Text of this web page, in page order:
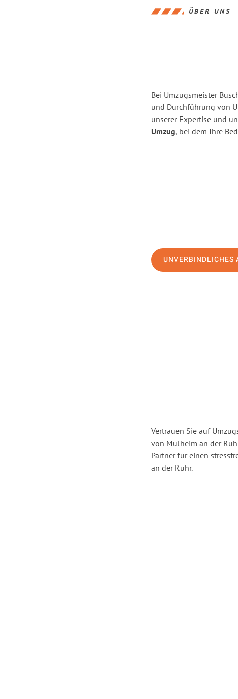
ÜBER UNS
Bei Umzugsmeister
und Durchführung von
unserer Expertise und
Umzug, bei dem Ihre
UNVERBINDLICHES
Vertrauen Sie auf
von Mülheim an der
Partner für einen
an der Ruhr.